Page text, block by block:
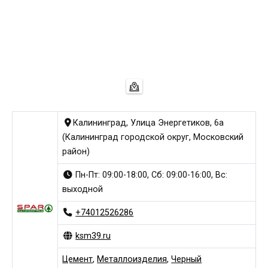
Калининград, Улица Энергетиков, 6а
(Калининград городской округ, Московский
район)
Пн-Пт: 09:00-18:00, Сб: 09:00-16:00, Вс:
выходной
+74012526286
ksm39.ru
Цемент, Металлоизделия,Черный